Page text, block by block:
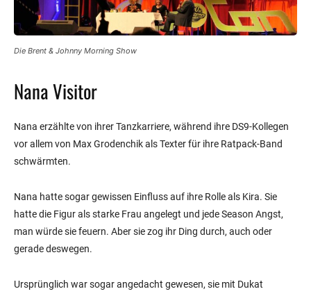
Die Brent & Johnny Morning Show
Nana Visitor
Nana erzählte von ihrer Tanzkarriere, während ihre DS9-Kollegen
vor allem von Max Grodenchik als Texter für ihre Ratpack-Band
schwärmten.
Nana hatte sogar gewissen Einfluss auf ihre Rolle als Kira. Sie
hatte die Figur als starke Frau angelegt und jede Season Angst,
man würde sie feuern. Aber sie zog ihr Ding durch, auch oder
gerade deswegen.
Ursprünglich war sogar angedacht gewesen, sie mit Dukat